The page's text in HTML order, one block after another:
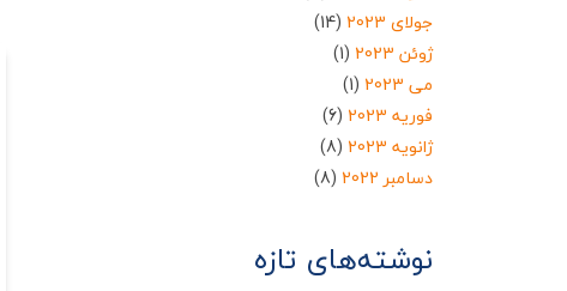
جولای 2023
(14)
ژوئن 2023
(1)
می 2023
(1)
فوریه 2023
(6)
ژانویه 2023
(8)
دسامبر 2022
(8)
نوشته‌های تازه